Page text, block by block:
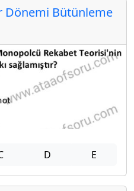
Dönemi Bütünleme
D E